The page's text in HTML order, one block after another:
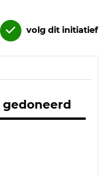
volg dit initiatief
gedoneerd